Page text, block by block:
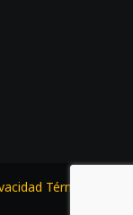
Términos y